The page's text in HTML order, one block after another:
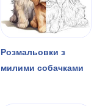
Розмальовки з
милими собачками